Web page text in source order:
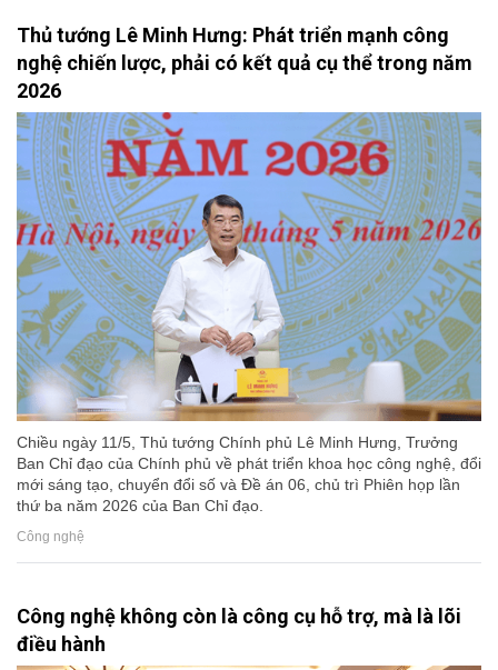
Thủ tướng Lê Minh Hưng: Phát triển mạnh công
nghệ chiến lược, phải có kết quả cụ thể trong năm
2026
Chiều ngày 11/5, Thủ tướng Chính phủ Lê Minh Hưng, Trưởng
Ban Chỉ đạo của Chính phủ về phát triển khoa học công nghệ, đổi
mới sáng tạo, chuyển đổi số và Đề án 06, chủ trì Phiên họp lần
thứ ba năm 2026 của Ban Chỉ đạo.
Công nghệ
Công nghệ không còn là công cụ hỗ trợ, mà là lõi
điều hành